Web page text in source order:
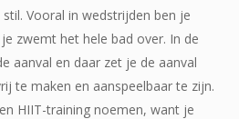
Vooral in wedstrijden ben je
zwemt het hele bad over. In de
aanval en daar zet je de aanval
te maken en aanspeelbaar te zijn.
HIIT-training noemen, want je